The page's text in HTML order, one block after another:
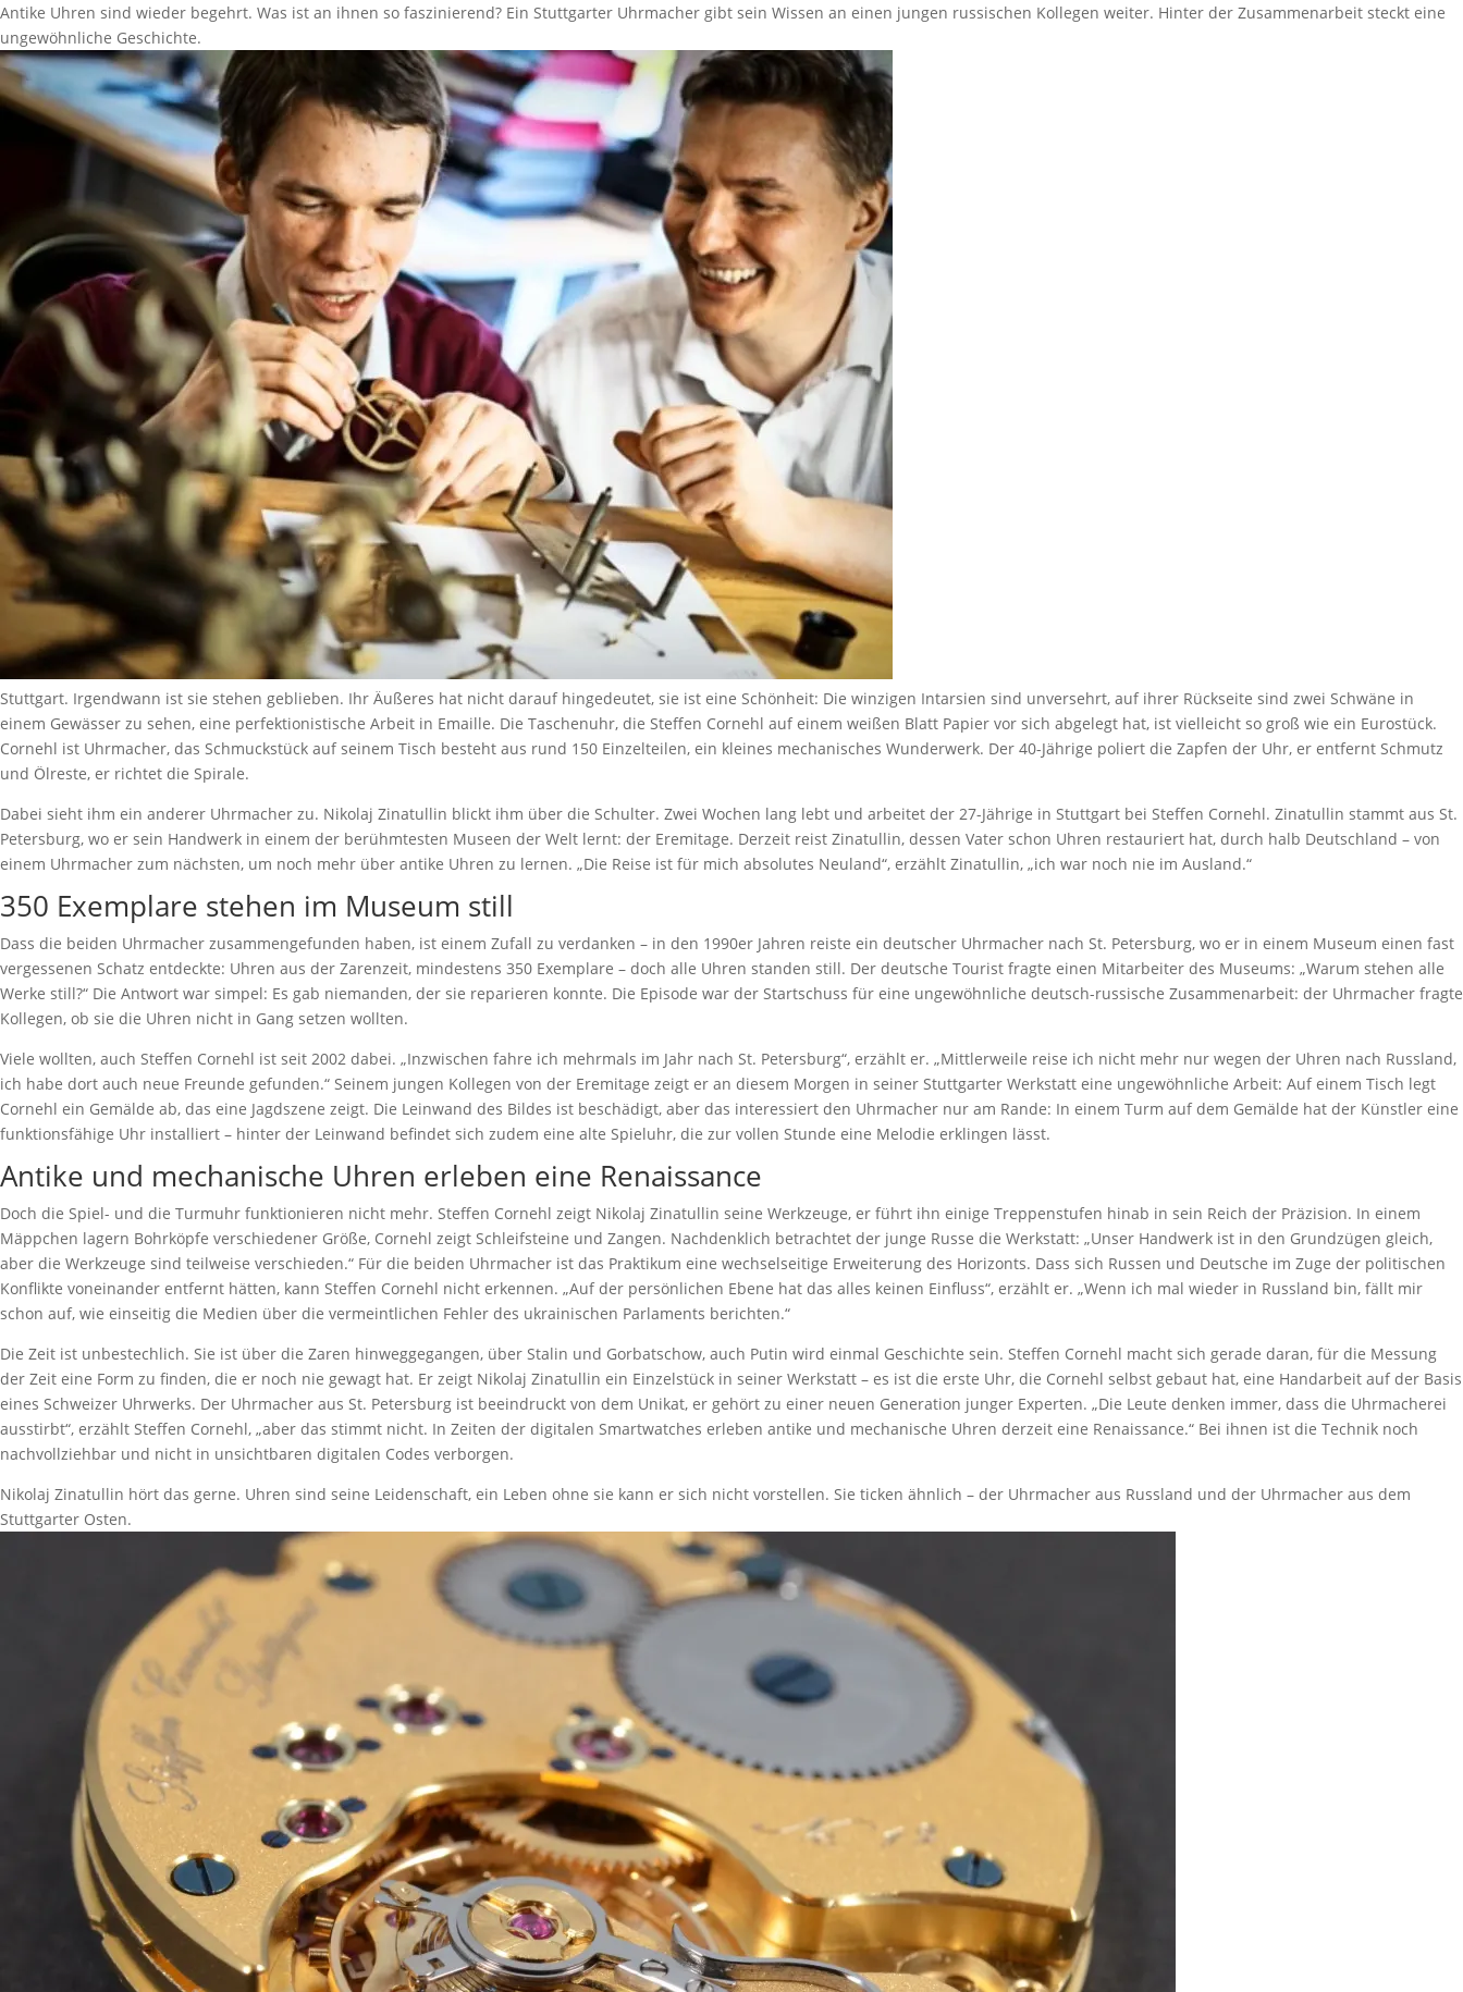
Antike Uhren sind wieder begehrt. Was ist an ihnen so faszinierend? Ein Stuttgarter Uhrmacher gibt sein Wissen an einen jungen russischen Kollegen weiter. Hinter der Zusammenarbeit steckt eine
ungewöhnliche Geschichte.
Stuttgart. Irgendwann ist sie stehen geblieben. Ihr Äußeres hat nicht darauf hingedeutet, sie ist eine Schönheit: Die winzigen Intarsien sind unversehrt, auf ihrer Rückseite sind zwei Schwäne in
einem Gewässer zu sehen, eine perfektionistische Arbeit in Emaille. Die Taschenuhr, die Steffen Cornehl auf einem weißen Blatt Papier vor sich abgelegt hat, ist vielleicht so groß wie ein Eurostück.
Cornehl ist Uhrmacher, das Schmuckstück auf seinem Tisch besteht aus rund 150 Einzelteilen, ein kleines mechanisches Wunderwerk. Der 40-Jährige poliert die Zapfen der Uhr, er entfernt Schmutz
und Ölreste, er richtet die Spirale.
Dabei sieht ihm ein anderer Uhrmacher zu. Nikolaj Zinatullin blickt ihm über die Schulter. Zwei Wochen lang lebt und arbeitet der 27-Jährige in Stuttgart bei Steffen Cornehl. Zinatullin stammt aus St.
Petersburg, wo er sein Handwerk in einem der berühmtesten Museen der Welt lernt: der Eremitage. Derzeit reist Zinatullin, dessen Vater schon Uhren restauriert hat, durch halb Deutschland – von
einem Uhrmacher zum nächsten, um noch mehr über antike Uhren zu lernen. „Die Reise ist für mich absolutes Neuland“, erzählt Zinatullin, „ich war noch nie im Ausland.“
350 Exemplare stehen im Museum still
Dass die beiden Uhrmacher zusammengefunden haben, ist einem Zufall zu verdanken – in den 1990er Jahren reiste ein deutscher Uhrmacher nach St. Petersburg, wo er in einem Museum einen fast
vergessenen Schatz entdeckte: Uhren aus der Zarenzeit, mindestens 350 Exemplare – doch alle Uhren standen still. Der deutsche Tourist fragte einen Mitarbeiter des Museums: „Warum stehen alle
Werke still?“ Die Antwort war simpel: Es gab niemanden, der sie reparieren konnte. Die Episode war der Startschuss für eine ungewöhnliche deutsch-russische Zusammenarbeit: der Uhrmacher fragte
Kollegen, ob sie die Uhren nicht in Gang setzen wollten.
Viele wollten, auch Steffen Cornehl ist seit 2002 dabei. „Inzwischen fahre ich mehrmals im Jahr nach St. Petersburg“, erzählt er. „Mittlerweile reise ich nicht mehr nur wegen der Uhren nach Russland,
ich habe dort auch neue Freunde gefunden.“ Seinem jungen Kollegen von der Eremitage zeigt er an diesem Morgen in seiner Stuttgarter Werkstatt eine ungewöhnliche Arbeit: Auf einem Tisch legt
Cornehl ein Gemälde ab, das eine Jagdszene zeigt. Die Leinwand des Bildes ist beschädigt, aber das interessiert den Uhrmacher nur am Rande: In einem Turm auf dem Gemälde hat der Künstler eine
funktionsfähige Uhr installiert – hinter der Leinwand befindet sich zudem eine alte Spieluhr, die zur vollen Stunde eine Melodie erklingen lässt.
Antike und mechanische Uhren erleben eine Renaissance
Doch die Spiel- und die Turmuhr funktionieren nicht mehr. Steffen Cornehl zeigt Nikolaj Zinatullin seine Werkzeuge, er führt ihn einige Treppenstufen hinab in sein Reich der Präzision. In einem
Mäppchen lagern Bohrköpfe verschiedener Größe, Cornehl zeigt Schleifsteine und Zangen. Nachdenklich betrachtet der junge Russe die Werkstatt: „Unser Handwerk ist in den Grundzügen gleich,
aber die Werkzeuge sind teilweise verschieden.“ Für die beiden Uhrmacher ist das Praktikum eine wechselseitige Erweiterung des Horizonts. Dass sich Russen und Deutsche im Zuge der politischen
Konflikte voneinander entfernt hätten, kann Steffen Cornehl nicht erkennen. „Auf der persönlichen Ebene hat das alles keinen Einfluss“, erzählt er. „Wenn ich mal wieder in Russland bin, fällt mir
schon auf, wie einseitig die Medien über die vermeintlichen Fehler des ukrainischen Parlaments berichten.“
Die Zeit ist unbestechlich. Sie ist über die Zaren hinweggegangen, über Stalin und Gorbatschow, auch Putin wird einmal Geschichte sein. Steffen Cornehl macht sich gerade daran, für die Messung
der Zeit eine Form zu finden, die er noch nie gewagt hat. Er zeigt Nikolaj Zinatullin ein Einzelstück in seiner Werkstatt – es ist die erste Uhr, die Cornehl selbst gebaut hat, eine Handarbeit auf der Basis
eines Schweizer Uhrwerks. Der Uhrmacher aus St. Petersburg ist beeindruckt von dem Unikat, er gehört zu einer neuen Generation junger Experten. „Die Leute denken immer, dass die Uhrmacherei
ausstirbt“, erzählt Steffen Cornehl, „aber das stimmt nicht. In Zeiten der digitalen Smartwatches erleben antike und mechanische Uhren derzeit eine Renaissance.“ Bei ihnen ist die Technik noch
nachvollziehbar und nicht in unsichtbaren digitalen Codes verborgen.
Nikolaj Zinatullin hört das gerne. Uhren sind seine Leidenschaft, ein Leben ohne sie kann er sich nicht vorstellen. Sie ticken ähnlich – der Uhrmacher aus Russland und der Uhrmacher aus dem
Stuttgarter Osten.